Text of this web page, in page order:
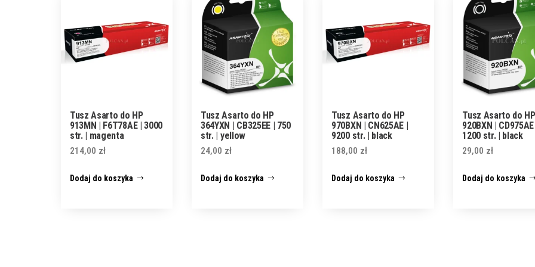
Tusz Asarto do HP
913MN | F6T78AE | 3000
str. | magenta
214,00 zł
Dodaj do koszyka
Tusz Asarto do HP
364YXN | CB325EE | 750
str. | yellow
24,00 zł
Dodaj do koszyka
Tusz Asarto do HP
970BXN | CN625AE |
9200 str. | black
188,00 zł
Dodaj do koszyka
Tusz Asarto do HP
920BXN |
1200 str. | black
29,00 zł
Dodaj do koszyka